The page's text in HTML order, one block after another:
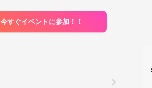
今すぐイベントに参加！！